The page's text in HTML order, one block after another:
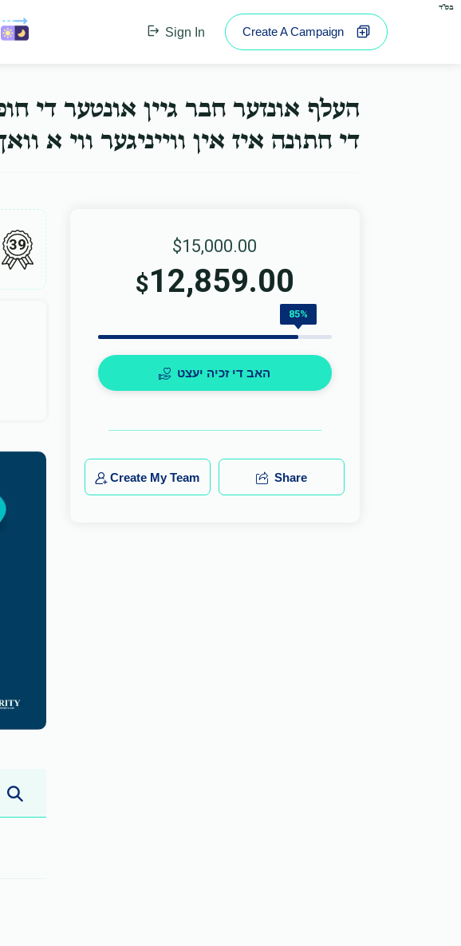
בס"ד
Sign In Create A Campaign
העלף אונזער חבר גיין אונטער די
די חתונה איז אין ווייניגער ווי א
39 $15,000.00
$12,859.00
85%
האב די זכיה יעצט
Create My Team Share